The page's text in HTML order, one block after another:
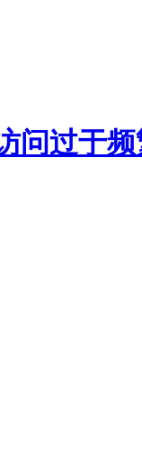
问过于